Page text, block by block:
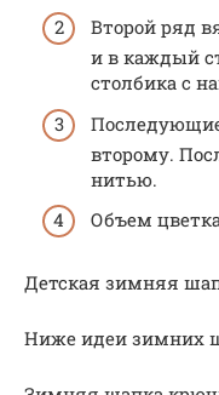
Второй ряд
и в каждый
столбика с
второму.
нитью.
Объем
Детская зимняя
Ниже идеи зимних